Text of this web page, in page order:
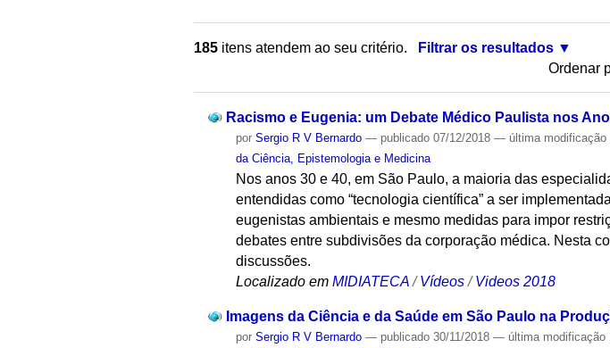
185 itens atendem ao seu critério.
Filtrar os resultados
Ordenar
Racismo e Eugenia: um Debate Médico Paulista nos
porSergio R V Bernardo — publicado 07/12/2018— última modificação
da Ciência, Epistemologia e Medicina
Nos anos 30 e 40, em São Paulo, a maioria das
entendidas como “tecnologia científica” a ser
eugenistas ambientais e mesmo medidas para impor
debates entre subdivisões da corporação médica. Nesta
discussões.
Localizado em MIDIATECA /Vídeos /Videos 2018
Imagens da Ciência e da Saúde em São Paulo na
porSergio R V Bernardo — publicado 30/11/2018— última modificação